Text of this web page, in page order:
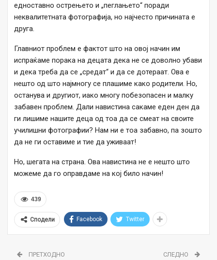
едноставно острењето и „пеглањето“ поради
неквалитетната фотографија, но најчесто причината е
друга.
Главниот проблем е фактот што на овој начин им
испраќаме порака на децата дека не се доволно убави
и дека треба да се „средат“ и да се дотераат. Ова е
нешто од што најмногу се плашиме како родители. Но,
останува и другиот, иако многу побезопасен и малку
забавен проблем. Дали навистина сакаме еден ден да
ги лишиме нашите деца од тоа да се смеат на своите
училишни фотографии? Нам ни е тоа забавно, па зошто
да не ги оставиме и тие да уживаат!
Но, шегата на страна. Ова навистина не е нешто што
можеме да го оправдаме на кој било начин!
439
Сподели Facebook Twitter
ПРЕТХОДНО СЛЕДНО